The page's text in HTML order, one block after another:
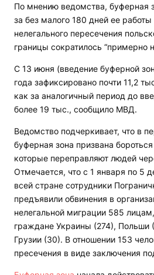
По мнению ведомства, буферная
за без малого 180 дней ее
нелегального пересечения
границы сократилось “примерно
С 13 июня (введение буферной
года зафиксировано почти 11,2
как за аналогичный период до
более 19 тыс., сообщило МВД.
Ведомство подчеркивает, что в
буферная зона призвана
которые переправляют людей
Отмечается, что с 1 января по 5
всей стране сотрудники
предъявили обвинения в
нелегальной миграции 585
граждане Украины (274), Польши
Грузии (30). В отношении 153
пресечения в виде заключения